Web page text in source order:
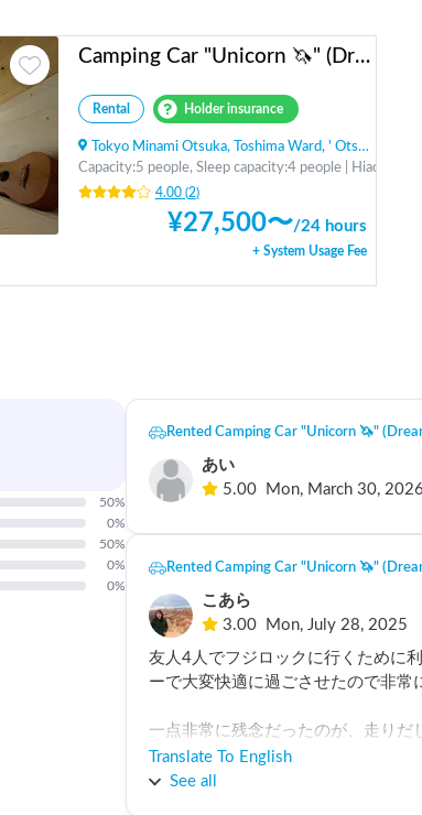
Camping Car "Unicorn 🦄" (Dream Drive Kuma Q)
Rental Holder insurance
Tokyo Minami Otsuka, Toshima Ward, ' Otsuka Station
Capacity:5 people, Sleep capacity:4 people | Hiace
4.00(2)
¥27,500〜/24 hours
+ System Usage Fee
50%
0%
50%
0%
0%
Rented Camping Car "Unicorn 🦄"
あい
5.00
Mon, March 30, 2026
Rented Camping Car "Unicorn 🦄"
こあら
3.00
Mon, July 28, 2025
友人4人でフジロックに行くために
ーで大変快適に過ごさせたので非常
一点非常に残念だったのが、走り
の交換対応をしたことです。勿論費
カー会社側で基本点検をされるべき
Translate To English
See all